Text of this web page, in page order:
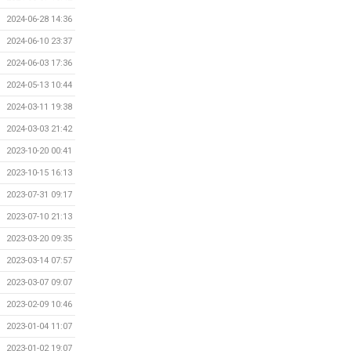
2024-06-28 14:36
2024-06-10 23:37
2024-06-03 17:36
2024-05-13 10:44
2024-03-11 19:38
2024-03-03 21:42
2023-10-20 00:41
2023-10-15 16:13
2023-07-31 09:17
2023-07-10 21:13
2023-03-20 09:35
2023-03-14 07:57
2023-03-07 09:07
2023-02-09 10:46
2023-01-04 11:07
2023-01-02 19:07